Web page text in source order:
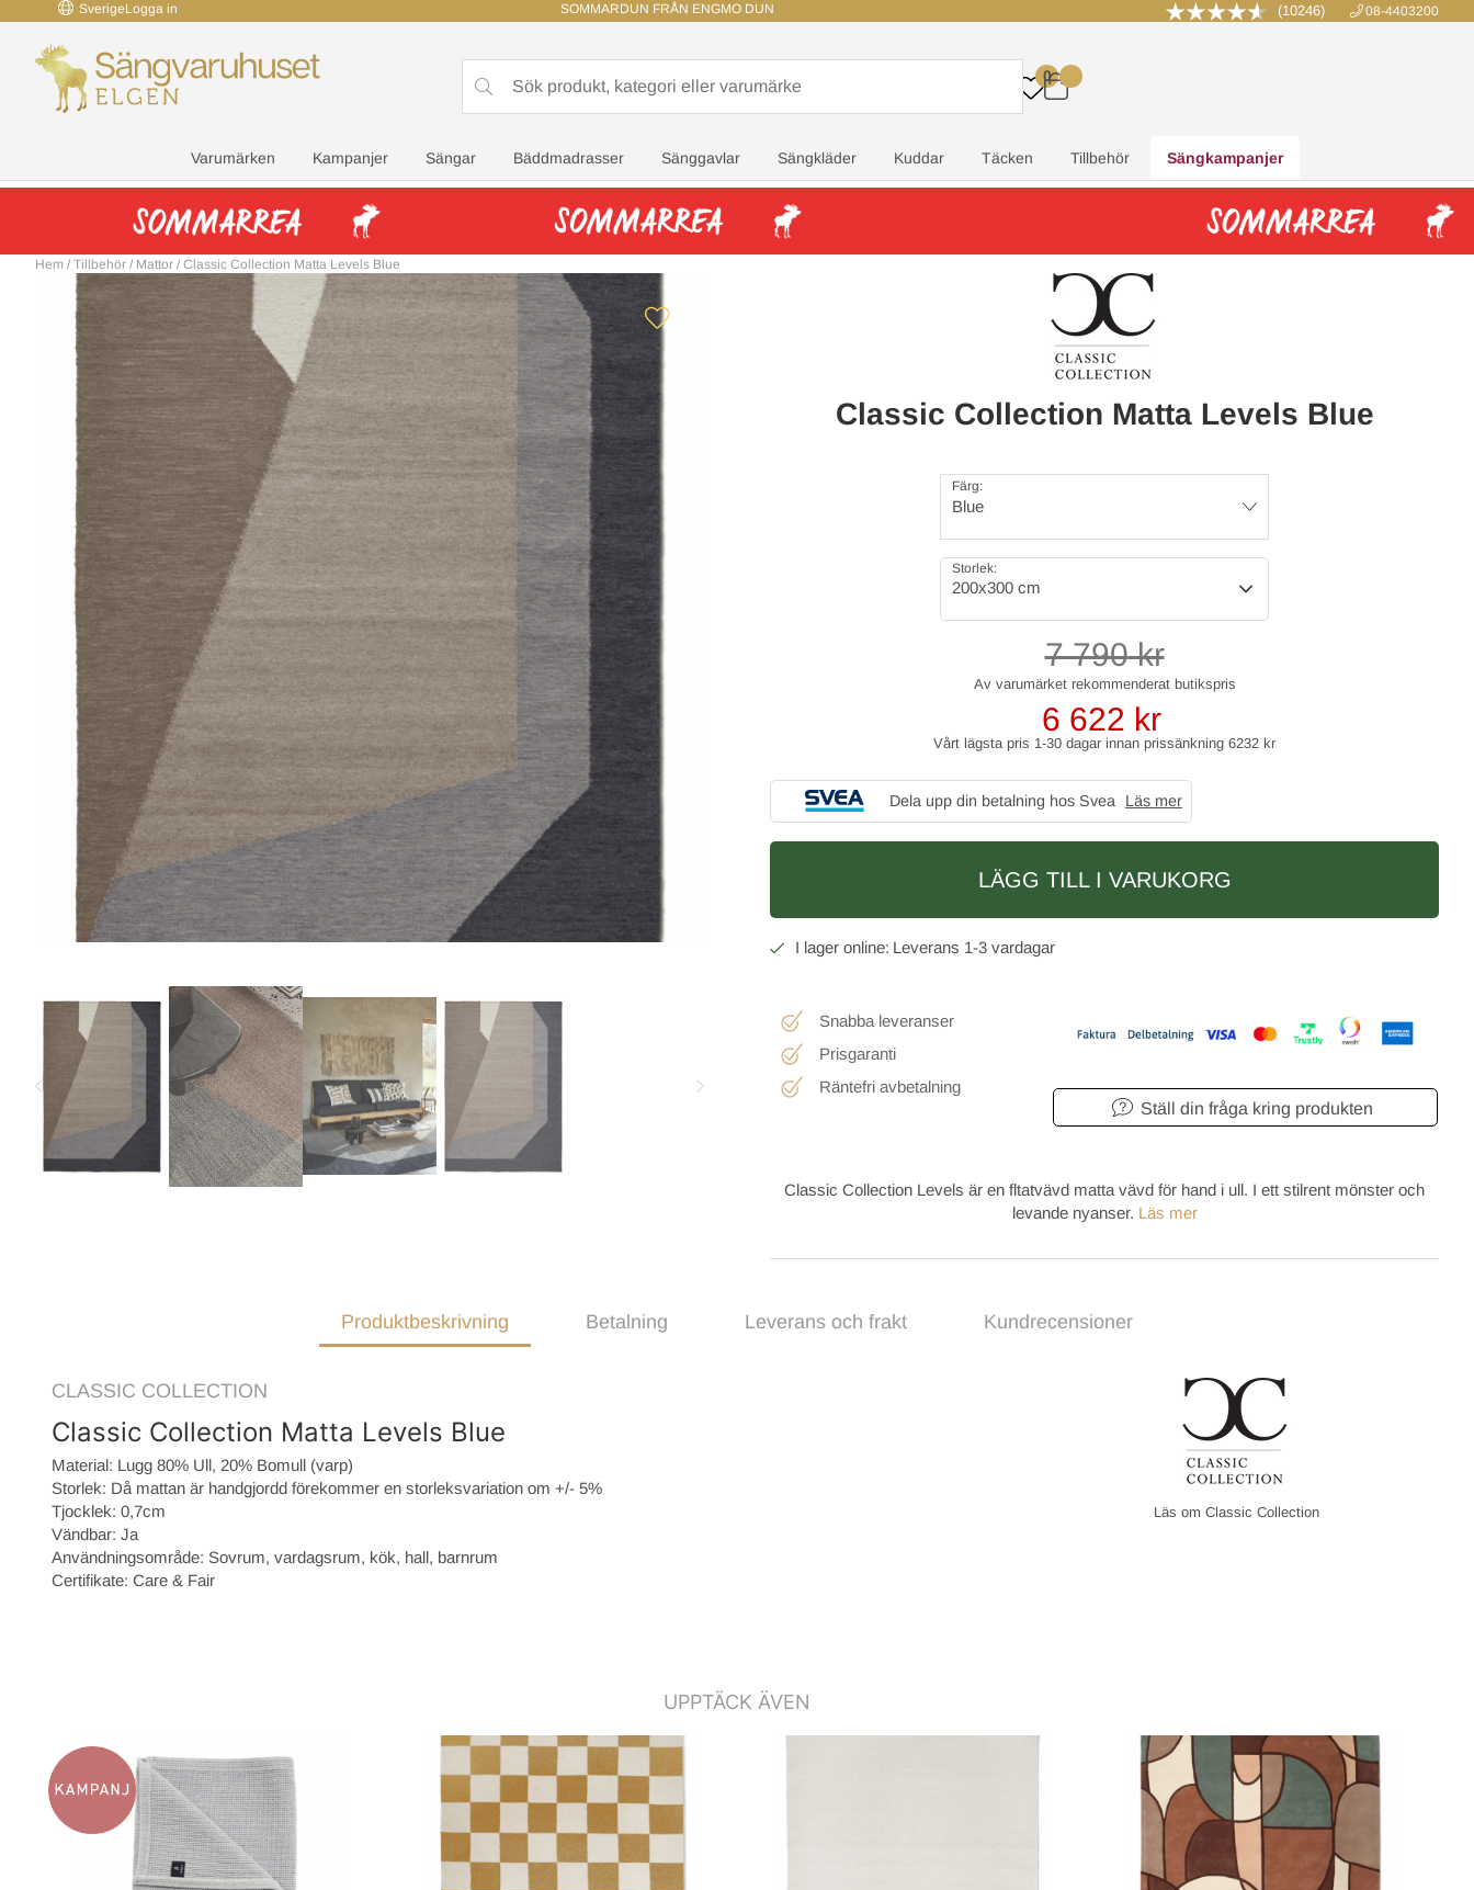
SverigeLogga in SOMMARDUN FRÅN ENGMO DUN (10246) 08-4403200
0
..
Varumärken Kampanjer Sängar Bäddmadrasser Sänggavlar Sängkläder Kuddar Täcken Tillbehör Sängkampanjer
Hem / Tillbehör / Mattor / Classic Collection Matta Levels Blue
Classic Collection Matta Levels Blue
Färg:
Blue
Storlek:
200x300 cm
7 790kr
6 622 kr
Vårt lägsta pris 1-30 dagar innan prissänkning 6232 kr
Dela upp din betalning hos Svea Läs mer
LÄGG TILL I VARUKORG
1-3 vardagar
Snabba leveranser
Prisgaranti
Räntefri avbetalning
Ställ din fråga kring produkten
Classic Collection Levels är en fltatvävd matta vävd för hand i ull. I ett stilrent mönster och
levande nyanser. Läs mer
Produktbeskrivning
CLASSIC COLLECTION
Classic Collection Matta Levels Blue
Material: Lugg 80% Ull, 20% Bomull (varp)
Storlek: Då mattan är handgjordd förekommer en storleksvariation om +/- 5%
Tjocklek: 0,7cm
Vändbar: Ja
Användningsområde: Sovrum, vardagsrum, kök, hall, barnrum
Certifikate: Care & Fair
Classic Collection
Betalning Leverans och frakt Kundrecensioner
UPPTÄCK ÄVEN